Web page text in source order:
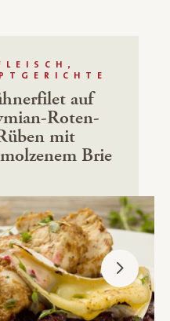
auf
Roten-
mit
Brie